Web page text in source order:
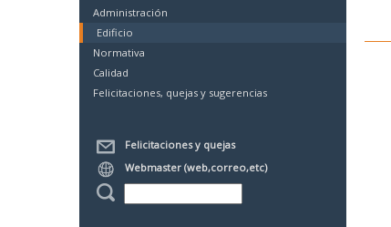
Administración
Edificio
Normativa
Calidad
Felicitaciones, quejas y sugerencias
Felicitaciones y quejas
Webmaster (web,correo,etc)